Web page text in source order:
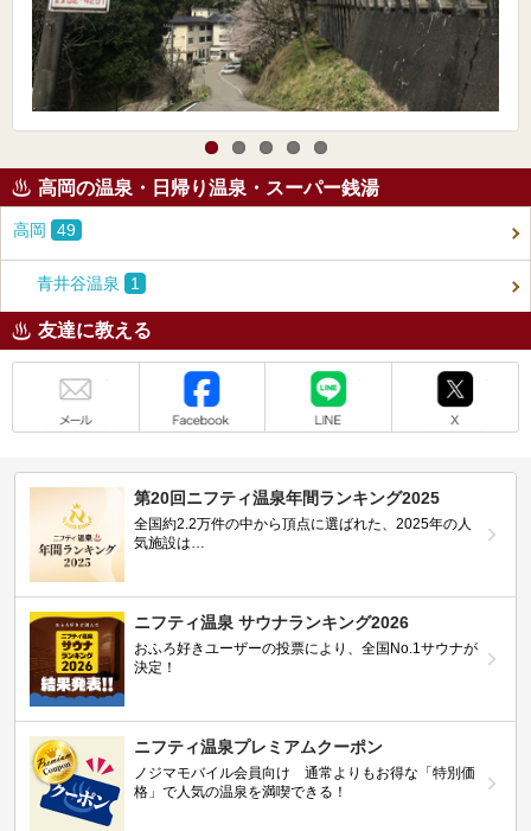
高岡の温泉・日帰り温泉・スーパー銭湯
高岡 49
青井谷温泉 1
友達に教える
第20回ニフティ温泉年間ランキング2025
全国約2.2万件の中から頂点に選ばれた、2025年の人
気施設は…
ニフティ温泉 サウナランキング2026
おふろ好きユーザーの投票により、全国No.1サウナが
決定！
ニフティ温泉プレミアムクーポン
ノジマモバイル会員向け 通常よりもお得な「特別価
格」で人気の温泉を満喫できる！